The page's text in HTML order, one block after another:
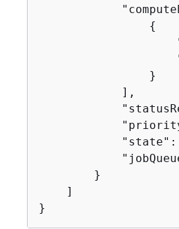
{
                }
            ],
"state":
        }
    ]
}